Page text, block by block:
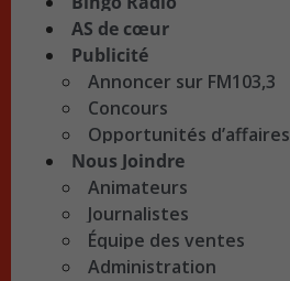
AS de cœur
Publicité
Annoncer sur FM103,3
Concours
Opportunités d’affaires
Nous Joindre
Animateurs
Journalistes
Équipe des ventes
Administration